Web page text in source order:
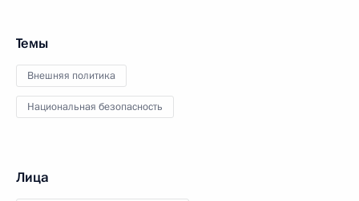
Темы
Внешняя политика
Национальная безопасность
Лица